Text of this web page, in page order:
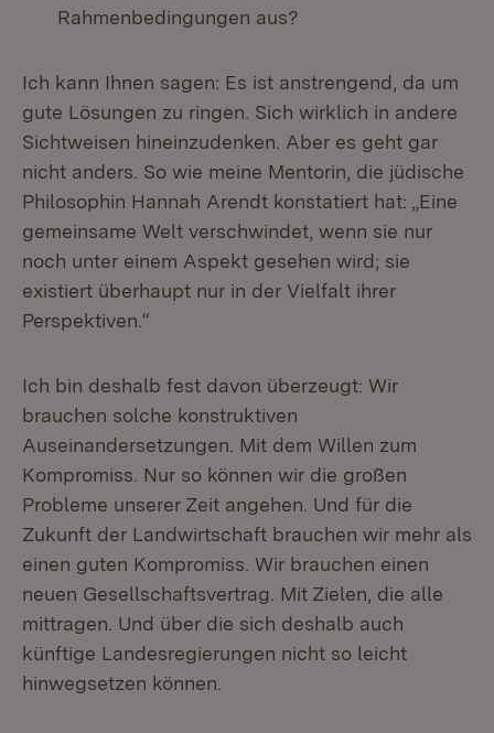
Rahmenbedingungen aus?
Ich kann Ihnen sagen: Es ist anstrengend, da um
gute Lösungen zu ringen. Sich wirklich in andere
Sichtweisen hineinzudenken. Aber es geht gar
nicht anders. So wie meine Mentorin, die jüdische
Philosophin Hannah Arendt konstatiert hat: „Eine
gemeinsame Welt verschwindet, wenn sie nur
noch unter einem Aspekt gesehen wird; sie
existiert überhaupt nur in der Vielfalt ihrer
Perspektiven.“
Ich bin deshalb fest davon überzeugt: Wir
brauchen solche konstruktiven
Auseinandersetzungen. Mit dem Willen zum
Kompromiss. Nur so können wir die großen
Probleme unserer Zeit angehen. Und für die
Zukunft der Landwirtschaft brauchen wir mehr als
einen guten Kompromiss. Wir brauchen einen
neuen Gesellschaftsvertrag. Mit Zielen, die alle
mittragen. Und über die sich deshalb auch
künftige Landesregierungen nicht so leicht
hinwegsetzen können.